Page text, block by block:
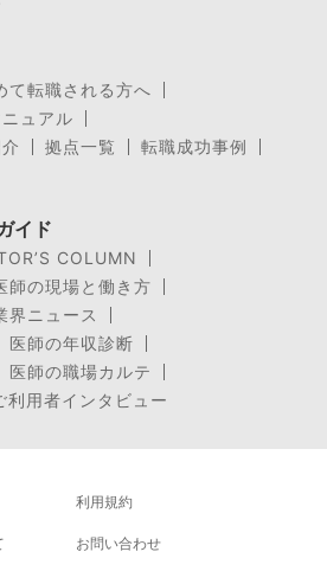
て転職される方へ
ュアル
拠点一覧
転職成功事例
イド
COLUMN
師の現場と働き方
界ニュース
医師の年収診断
医師の職場カルテ
利用者インタビュー
利用規約
お問い合わせ